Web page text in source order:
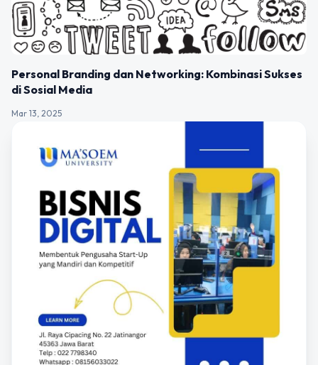
Personal Branding dan Networking: Kombinasi Sukses
di Sosial Media
Mar 13, 2025